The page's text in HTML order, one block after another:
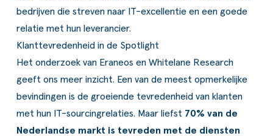
partners
doelen
bedrijven die streven naar IT-excellentie en een goede
relatie met hun leverancier.
Klanttevredenheid in de Spotlight
Het onderzoek van Eraneos en Whitelane Research
geeft ons meer inzicht. Een van de meest opmerkelijke
bevindingen is de groeiende tevredenheid van klanten
met hun IT-sourcingrelaties. Maar liefst 70% van de
Nederlandse markt is tevreden met de diensten